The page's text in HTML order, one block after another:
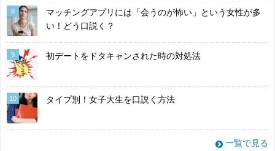
8
マッチングアプリには「会うのが怖い」という女性が多
い！どう口説く？
9 初デートをドタキャンされた時の対処法
10 タイプ別！女子大生を口説く方法
一覧で見る